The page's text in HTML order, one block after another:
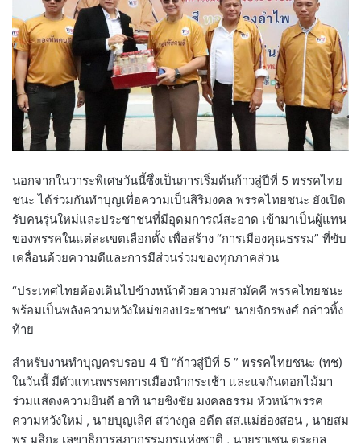
นอกจากในวาระพิเศษวันนี้ซึ่งเป็นการเริ่มต้นก้าวสู่ปีที่ 5 พรรคไทย
ชนะ ได้ร่วมกันทำบุญเพื่อความเป็นสิริมงคล พรรคไทยชนะ ยังเปิด
รับคนรุ่นใหม่และประชาชนที่มีอุดมการณ์สะอาด เข้ามาเป็นผู้แทน
ของพรรคในแต่ละเขตเลือกตั้ง เพื่อสร้าง “การเมืองคุณธรรม” ที่ขับ
เคลื่อนด้วยความดีและการมีส่วนร่วมของทุกภาคส่วน
“ประเทศไทยต้องเดินไปข้างหน้าด้วยความสามัคคี พรรคไทยชนะ
พร้อมเป็นพลังความหวังใหม่ของประชาชน” นายจักรพงศ์ กล่าวทิ้ง
ท้าย
สำหรับงานทำบุญครบรอบ 4 ปี “ก้าวสู่ปีที่ 5 ” พรรคไทยชนะ (ทช)
ในวันนี้ มีตัวแทนพรรคการเมืองนำกระเช้า และแจกันดอกไม้มา
ร่วมแสดงความยินดี อาทิ นายชิงชัย มงคลธรรม หัวหน้าพรรค
ความหวังใหม่ , นายบุญเลิศ สว่างกูล อดีต สส.แม่ฮ่องสอน , นายสม
พร มูสิกะ เลขาธิการสภากรรมกรแห่งชาติ , นายราเชน ตระกูล